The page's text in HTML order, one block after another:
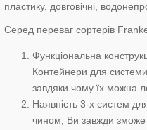
пластику, довговічні,
Серед переваг сортерів
Функціональна
Контейнери для
завдяки чому їх можна
Наявність 3-х систем
чином, Ви завжди